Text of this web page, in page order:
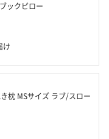
ックピロー
け
枕 MSサイズ ラブ/スロー